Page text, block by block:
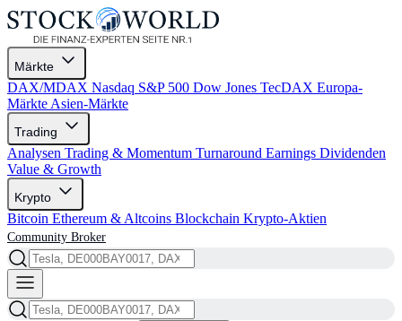
Märkte
DAX/MDAX Nasdaq S&P 500 Dow Jones TecDAX Europa-
Märkte Asien-Märkte
Trading
Analysen Trading & Momentum Turnaround Earnings Dividenden
Value & Growth
Krypto
Bitcoin Ethereum & Altcoins Blockchain Krypto-Aktien
Community Broker